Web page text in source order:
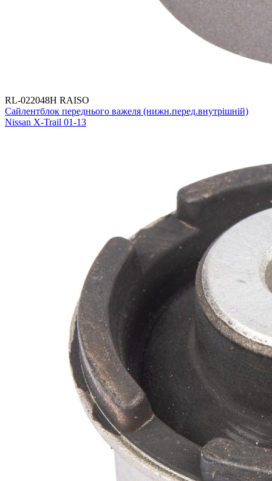
RL-022048H RAISO
Сайлентблок переднього важеля (нижн.перед.внутрішній)
Nissan X-Trail 01-13